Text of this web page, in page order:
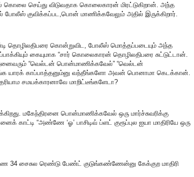
கொலை செய்து விடுவதாக கொலைகாரன் மிரட்டுகிறான். அந்த
போலீஸ் குவிக்கப்பட,பொன் மாணிக்கவேலும் அதில் இருக்கிறார்.
கொன்றுவிட, போலீஸ் மொத்தப்படையும் அந்த
கையுமாக “சார் கொலைகாரன் தொழிலதிபரை சுட்டுட்டான்.
“வெல்டன் பொன்மாணிக்கவேல்” “வெல்டன்
யாரக் காப்பாத்தனும்னு வந்தீங்களோ அவன் பொனாமா கெடக்கான்.
சமயக்காரனாவே மாறிட்டீங்களேடா?
மகேந்திரனை பொன்மாணிக்கவேல் ஒரு மார்ச்சுவரிக்கு
காட்டி “அண்ணே ‘ஓ’ பாசிடிவ் ப்ளட் குரூப்புல ஐயா மாதிரியே ஒரு
சைசுல ரெண்டு பேண்ட் குடுங்கண்ணேன்னு கேக்குற மாதிரி